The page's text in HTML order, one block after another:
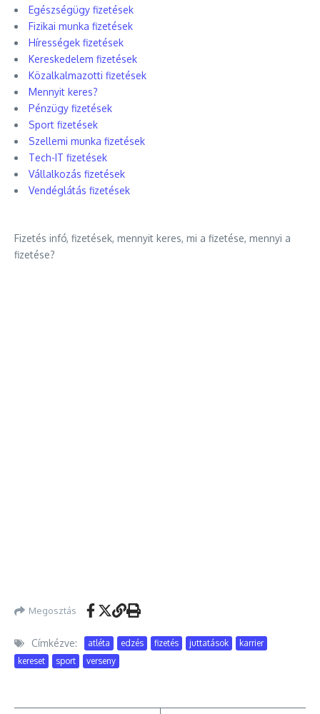
Egészségügy fizetések
Fizikai munka fizetések
Hírességek fizetések
Kereskedelem fizetések
Közalkalmazotti fizetések
Mennyit keres?
Pénzügy fizetések
Sport fizetések
Szellemi munka fizetések
Tech-IT fizetések
Vállalkozás fizetések
Vendéglátás fizetések
Fizetés infó, fizetések, mennyit keres, mi a fizetése, mennyi a
fizetése?
Megosztás
Címkézve: atléta edzés fizetés juttatások
karrier
kereset
sport verseny